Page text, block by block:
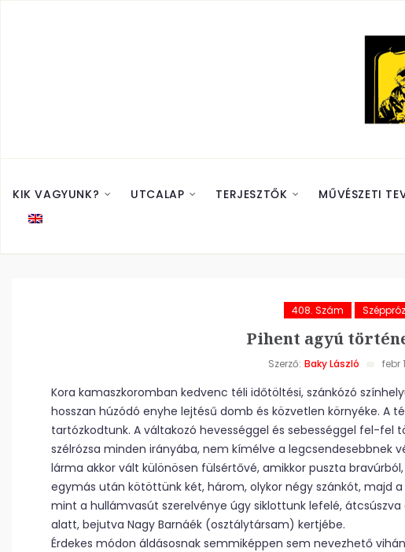
KIK VAGYUNK? UTCALAP TERJESZTŐK MŰVÉSZETI
408. Szám
Pihent agyú
Szerző: Baky László febr
Kora kamaszkoromban kedvenc téli időtöltési, szánkózó
hosszan húzódó enyhe lejtésű domb és közvetlen környéke. A
tartózkodtunk. A váltakozó hevességgel és sebességgel fel-fel
szélrózsa minden irányába, nem kímélve a legcsendesebbnek
lárma akkor vált különösen fülsértővé, amikkor puszta
egymás után kötöttünk két, három, olykor négy szánkót, majd
mint a hullámvasút szerelvénye úgy siklottunk lefelé,
alatt, bejutva Nagy Barnáék (osztálytársam) kertjébe.
Érdekes módon áldásosnak semmiképpen sem nevezhető